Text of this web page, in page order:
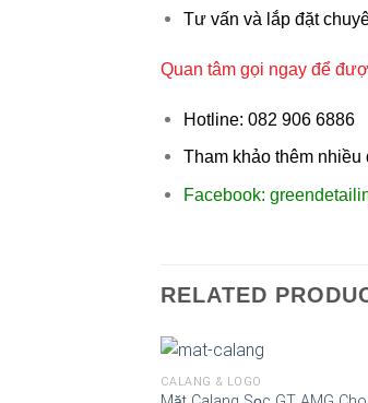
Tư vấn và lắp đặt
Quan tâm gọi ngay để
Hotline: 082 906 6886
Tham khảo thêm nhiều
Facebook:
RELATED
CALANG & LOGO